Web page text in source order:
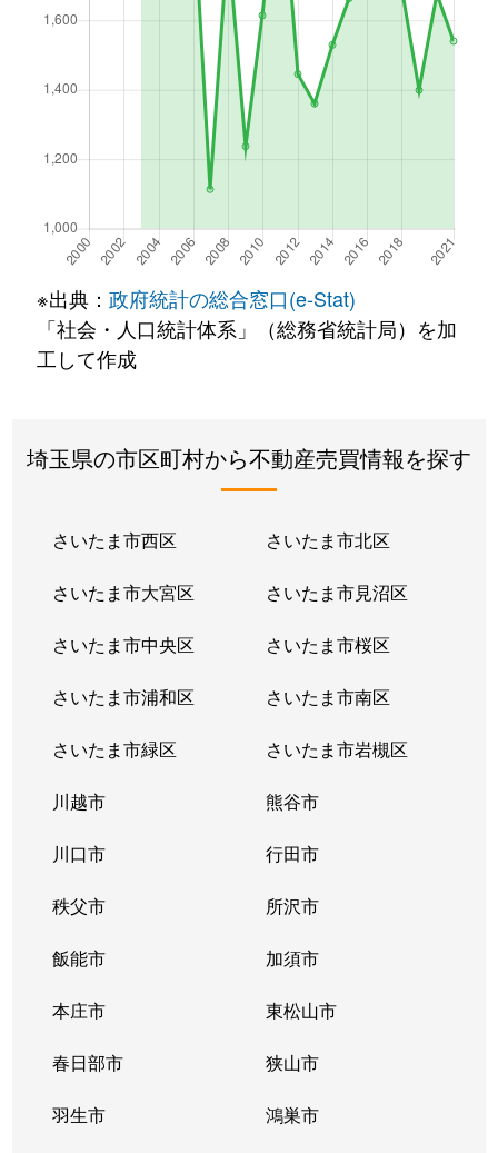
※出典： 政府統計の総合窓口(e-Stat)
「社会・人口統計体系」（総務省統計局）を加
工して作成
埼玉県の市区町村から不動産売買情報を探す
さいたま市西区 さいたま市北区
さいたま市大宮区 さいたま市見沼区
さいたま市中央区 さいたま市桜区
さいたま市浦和区 さいたま市南区
さいたま市緑区 さいたま市岩槻区
川越市 熊谷市
川口市 行田市
秩父市 所沢市
飯能市 加須市
本庄市 東松山市
春日部市 狭山市
羽生市 鴻巣市